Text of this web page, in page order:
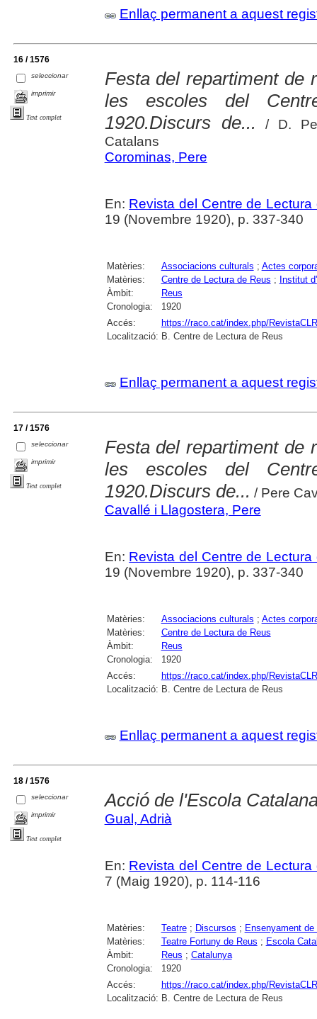
Enllaç permanent a aquest
16 / 1576
seleccionar
imprimir
Text complet
Festa del repartiment de
les escoles del
1920.Discurs de...
/ D.
Catalans
Corominas, Pere
En: Revista del Centre de Lectura
19 (Novembre 1920), p. 337-340
Matèries: Associacions culturals ; Actes
Matèries:
Centre de Lectura de Reus ; Institut
Àmbit:
Reus
Cronologia:
1920
Accés:
https://raco.cat/index.php/
Localització: B. Centre de Lectura de Reus
Enllaç permanent a aquest
17 / 1576
seleccionar
imprimir
Text complet
Festa del repartiment de
les escoles del
1920.Discurs de... / Pere
Cavallé i Llagostera, Pere
En: Revista del Centre de Lectura
19 (Novembre 1920), p. 337-340
Matèries: Associacions culturals ; Actes
Matèries:
Centre de Lectura de Reus
Àmbit:
Reus
Cronologia:
1920
Accés:
https://raco.cat/index.php/
Localització: B. Centre de Lectura de Reus
Enllaç permanent a aquest
18 / 1576
seleccionar
imprimir
Text complet
Acció de l'Escola
Gual, Adrià
En: Revista del Centre de Lectura
7 (Maig 1920), p. 114-116
Matèries: Teatre; Discursos ; Ensenyament
Matèries:
Teatre Fortuny de Reus ; Escola
Àmbit:
Reus ; Catalunya
Cronologia:
1920
Accés:
https://raco.cat/index.php/
Localització: B. Centre de Lectura de Reus